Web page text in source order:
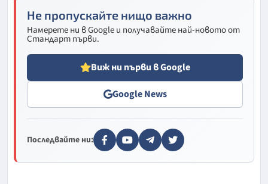
Не пропускайте нищо важно
Намерете ни в Google и получавайте най-новото от
Стандарт първи.
Виж ни първи в Google
Google News
Последвайте ни: